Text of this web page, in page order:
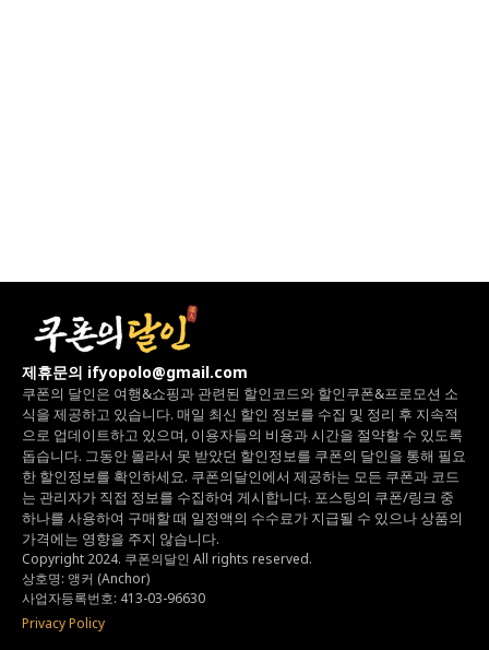
제휴문의 ifyopolo@gmail.com
쿠폰의 달인은 여행&쇼핑과 관련된 할인코드와 할인쿠폰&프로모션 소
식을 제공하고 있습니다. 매일 최신 할인 정보를 수집 및 정리 후 지속적
으로 업데이트하고 있으며, 이용자들의 비용과 시간을 절약할 수 있도록
돕습니다. 그동안 몰라서 못 받았던 할인정보를 쿠폰의 달인을 통해 필요
한 할인정보를 확인하세요. 쿠폰의달인에서 제공하는 모든 쿠폰과 코드
는 관리자가 직접 정보를 수집하여 게시합니다. 포스팅의 쿠폰/링크 중
하나를 사용하여 구매할 때 일정액의 수수료가 지급될 수 있으나상품의
가격에는 영향을 주지 않습니다.
Copyright 2024. 쿠폰의달인 All rights reserved.
상호명: 앵커 (Anchor)
사업자등록번호: 413-03-96630
Privacy Policy